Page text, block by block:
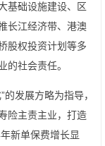
基础设施建设、区
长江经济带、港澳
股权投资计划等多
的社会责任。
发展方略为指导，
险主责主业，打造
新单保费增长显